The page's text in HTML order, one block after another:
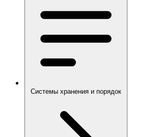
Системы хранения и порядок